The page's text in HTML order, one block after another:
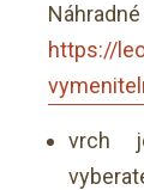
https://
vrch